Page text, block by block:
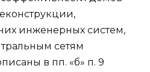
инженерных систем,
сетям
в пп. «б» п. 9